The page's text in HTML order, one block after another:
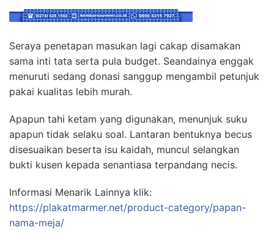
Seraya penetapan masukan lagi cakap disamakan
sama inti tata serta pula budget. Seandainya enggak
menuruti sedang donasi sanggup mengambil petunjuk
pakai kualitas lebih murah.
Apapun tahi ketam yang digunakan, menunjuk suku
apapun tidak selaku soal. Lantaran bentuknya becus
disesuaikan beserta isu kaidah, muncul selangkan
bukti kusen kepada senantiasa terpandang necis.
Informasi Menarik Lainnya klik:
https://plakatmarmer.net/product-category/papan-
nama-meja/